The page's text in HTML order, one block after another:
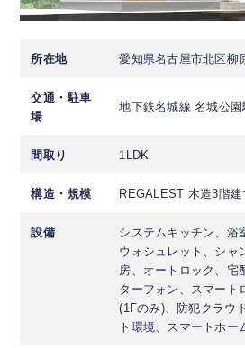
所在地 愛知県名古屋市北区柳
交通・駐車
場
地下鉄名城線 名城公
間取り 1LDK
構造・規模 REGALEST 木造3階建
設備
システムキッチン、浴
ウォシュレット、シャ
房、オートロック、宅
ターフォン、スマート
(1Fのみ)、防犯クラウ
ト環境、スマートホー